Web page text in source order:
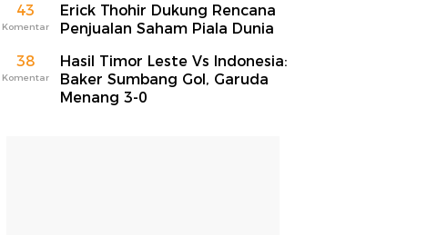
43
Komentar
Erick Thohir Dukung Rencana
Penjualan Saham Piala Dunia
38
Komentar
Hasil Timor Leste Vs Indonesia:
Baker Sumbang Gol, Garuda
Menang 3-0